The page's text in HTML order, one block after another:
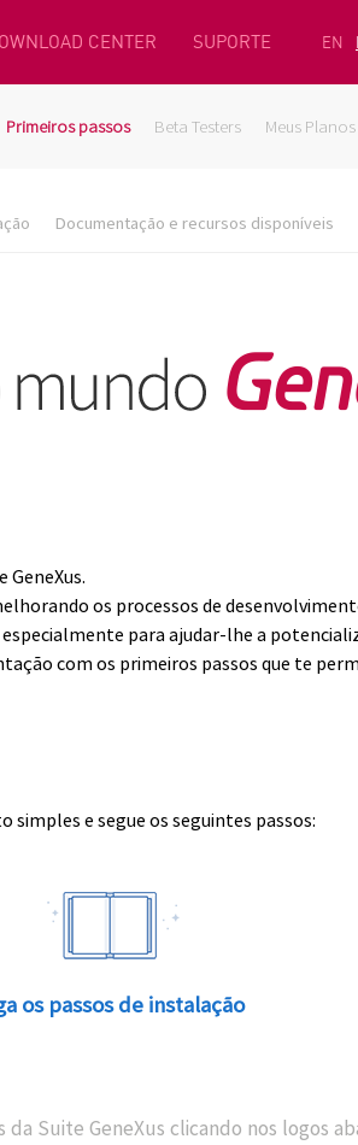
CENTER SUPORTE EN
Primeiros passos Beta Testers Meus Planos
Documentação e recursos disponíveis
GeneXus.
os processos de
para ajudar-lhe a
com os primeiros passos que te
simples e segue os seguintes passos:
os passos de instalação
Suite GeneXus clicando nos logos